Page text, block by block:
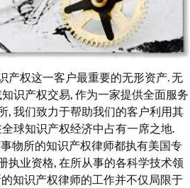
产权这一客户最重要的无形资产. 无
识产权交易, 作为一家提供全面服务
, 我们致力于帮助我们的客户利用其
球知识产权经济中占有一席之地.
事物所的知识产权律师都执有美国专
执业资格, 在所从事的各科学技术领
知识产权律师的工作并不仅局限于